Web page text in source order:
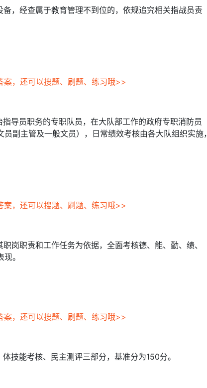
，经查属于教育管理不到位的，依规追究相关指战员责
案，还可以搜题、刷题、练习哦>>
导员职务的专职队员，在大队部工作的政府专职消防员
员副主管及一般文员），日常绩效考核由各大队组织实施，
案，还可以搜题、刷题、练习哦>>
岗职责和工作任务为依据，全面考核德、能、勤、绩、
。
案，还可以搜题、刷题、练习哦>>
技能考核、民主测评三部分，基准分为150分。